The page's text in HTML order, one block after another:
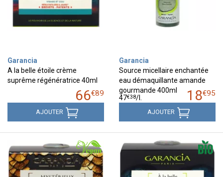
Garancia
A la belle étoile crème
suprême régénératrice 40ml
66€89
AJOUTER
Garancia
Source micellaire enchantée
eau démaquillante amande
gourmande 400ml
18€95
47€38/
AJOUTER